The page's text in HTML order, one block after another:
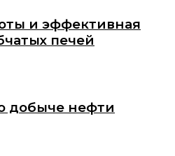
и эффективная
печей
добыче нефти